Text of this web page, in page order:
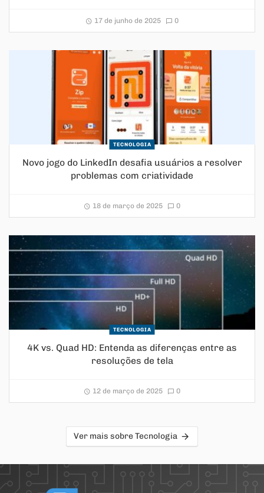
17 de junho de 2025 0
TECNOLOGIA
Novo jogo do LinkedIn desafia usuários a resolver
problemas com criatividade
18 de março de 2025 0
TECNOLOGIA
4K vs. Quad HD: Entenda as diferenças entre as
resoluções de tela
12 de março de 2025 0
Ver mais sobre Tecnologia